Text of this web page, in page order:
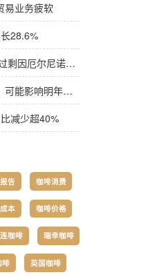
易业务疲软
28.6%
StoneX表示，全球可可供应过剩因厄尔尼诺而萎缩
降雨导致巴西咖啡提前开花，可能影响明年产量，造成近期价格波动极不稳定
减少超40%
告 咖啡消费
本 咖啡价格
连咖啡 瑞幸咖啡
啡 英国咖啡